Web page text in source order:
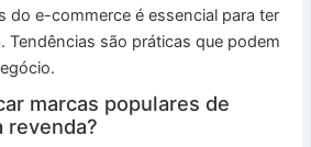
do e-commerce é essencial para ter
Tendências são práticas que podem
marcas populares de
revenda?